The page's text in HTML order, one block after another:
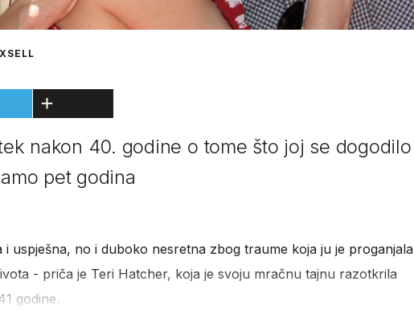
nakon 40. godine o tome što joj se dogodilo
pet godina
i uspješna, no i duboko nesretna zbog traume koja ju je proganjala
- priča je Teri Hatcher, koja je svoju mračnu tajnu razotkrila
godine.